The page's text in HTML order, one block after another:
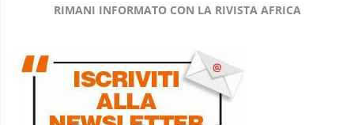
RIMANI INFORMATO CON LA RIVISTA AFRICA